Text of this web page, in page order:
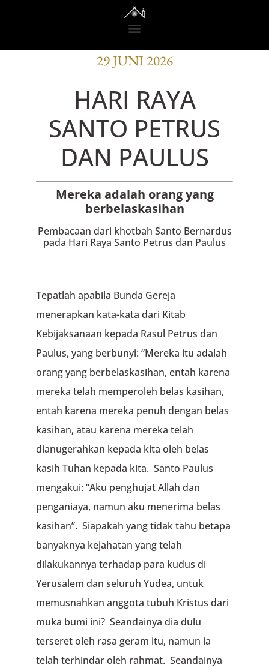
BACAAN OFISI
29 JUNI 2026
HARI RAYA
SANTO PETRUS
DAN PAULUS
Mereka adalah orang yang
berbelaskasihan
Pembacaan dari khotbah Santo Bernardus
pada Hari Raya Santo Petrus dan Paulus
Tepatlah apabila Bunda Gereja
menerapkan kata-kata dari Kitab
Kebijaksanaan kepada Rasul Petrus dan
Paulus, yang berbunyi: “Mereka itu adalah
orang yang berbelaskasihan, entah karena
mereka telah memperoleh belas kasihan,
entah karena mereka penuh dengan belas
kasihan, atau karena mereka telah
dianugerahkan kepada kita oleh belas
kasih Tuhan kepada kita. Santo Paulus
mengakui: “Aku penghujat Allah dan
penganiaya, namun aku menerima belas
kasihan”. Siapakah yang tidak tahu betapa
banyaknya kejahatan yang telah
dilakukannya terhadap para kudus di
Yerusalem dan seluruh Yudea, untuk
memusnahkan anggota tubuh Kristus dari
muka bumi ini? Seandainya dia dulu
terseret oleh rasa geram itu, namun ia
telah terhindar oleh rahmat. Seandainya